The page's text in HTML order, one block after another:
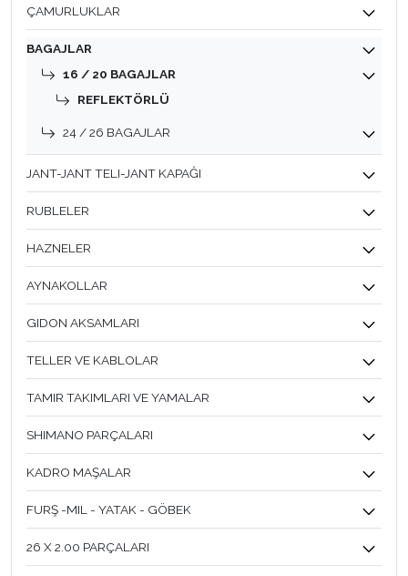
ÇAMURLUKLAR
BAGAJLAR
16 / 20 BAGAJLAR
REFLEKTÖRLÜ
24 / 26 BAGAJLAR
JANT-JANT TELI-JANT KAPAĞI
RUBLELER
HAZNELER
AYNAKOLLAR
GIDON AKSAMLARI
TELLER VE KABLOLAR
TAMIR TAKIMLARI VE YAMALAR
SHIMANO PARÇALARI
KADRO MAŞALAR
FURŞ -MIL - YATAK - GÖBEK
26 X 2.00 PARÇALARI